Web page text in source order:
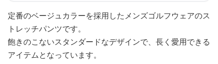
定番のベージュカラーを採用したメンズゴルフウェアのス
トレッチパンツです。
飽きのこないスタンダードなデザインで、長く愛用できる
アイテムとなっています。